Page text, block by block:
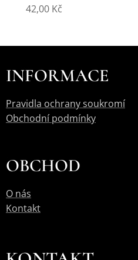
42,00Kč
INFORMACE
Pravidla ochrany soukromí
Obchodní podmínky
OBCHOD
O nás
Kontakt